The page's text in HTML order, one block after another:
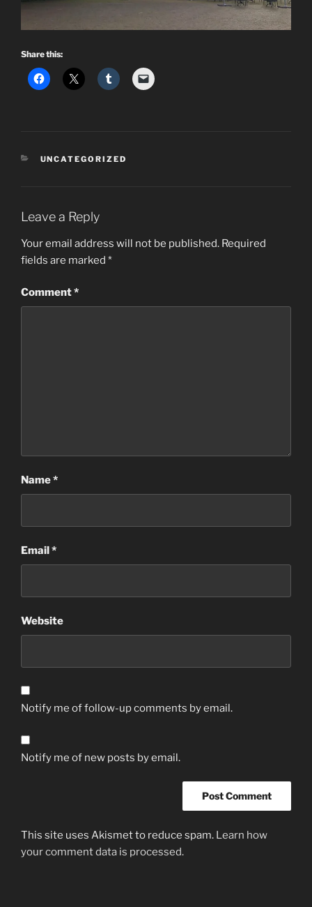
Share this:
CATEGORIES
UNCATEGORIZED
Leave a Reply
Your email address will not be published. Required
fields are marked *
Comment*
Name*
Email*
Website
Notify me of follow-up comments by email.
Notify me of new posts by email.
This site uses Akismet to reduce spam. Learn how
your comment data is processed.